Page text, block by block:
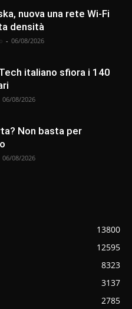
nuova una rete Wi-Fi
densità
- 06/08/2026
italiano sfiora i 140
06/08/2026
Non basta per
06/08/2026
13800
12595
8323
3137
2785